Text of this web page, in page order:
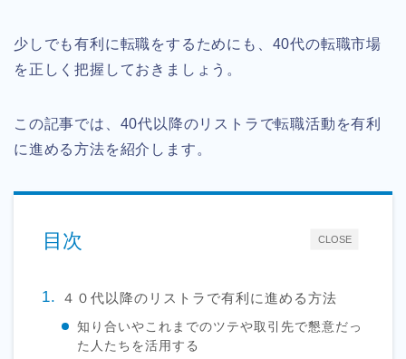
少しでも有利に転職をするためにも、40代の転職市場
を正しく把握しておきましょう。
この記事では、40代以降のリストラで転職活動を有利
に進める方法を紹介します。
CLOSE
目次
４０代以降のリストラで有利に進める方法
知り合いやこれまでのツテや取引先で懇意だっ
た人たちを活用する